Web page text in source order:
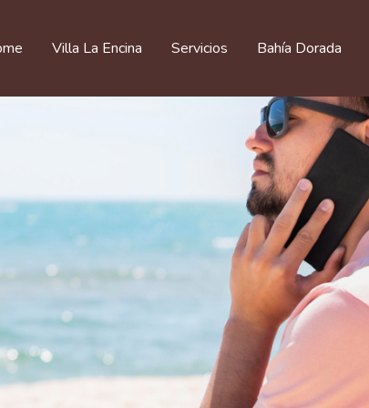
Villa La Encina Servicios Bahía Dorada